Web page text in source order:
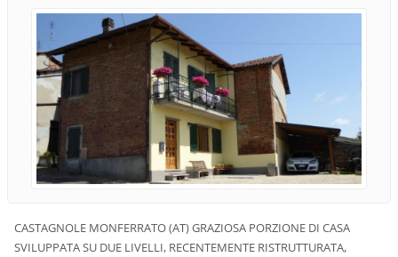
CASTAGNOLE MONFERRATO (AT) GRAZIOSA PORZIONE DI CASA
SVILUPPATA SU DUE LIVELLI, RECENTEMENTE RISTRUTTURATA,